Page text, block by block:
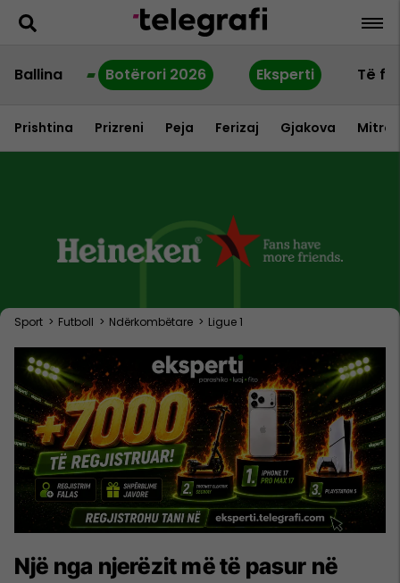
Ballina Botërori 2026 Eksperti Të
Prishtina Prizreni Peja Ferizaj Gjakova
Sport > Futboll > Ndërkombëtare > Ligue 1
Një nga njerëzit më të pasur në